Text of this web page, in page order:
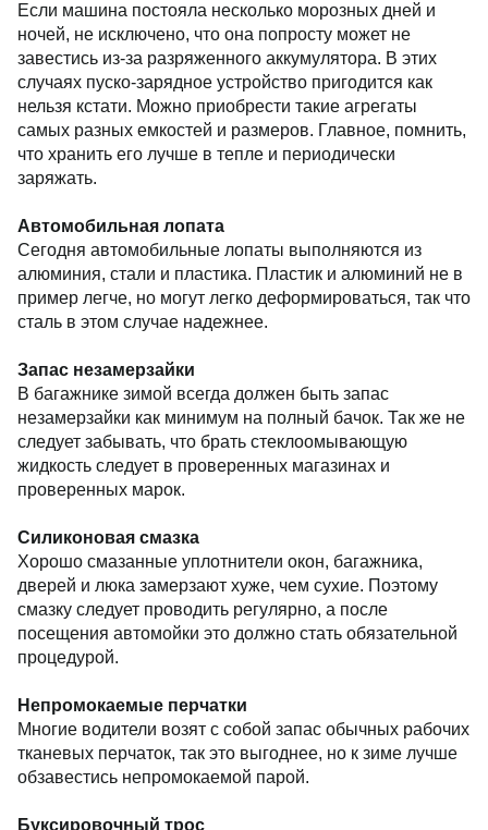
Если машина постояла несколько морозных дней и
ночей, не исключено, что она попросту может не
завестись из-за разряженного аккумулятора. В этих
случаях пуско-зарядное устройство пригодится как
нельзя кстати. Можно приобрести такие агрегаты
самых разных емкостей и размеров. Главное, помнить,
что хранить его лучше в тепле и периодически
заряжать.
Автомобильная лопата
Сегодня автомобильные лопаты выполняются из
алюминия, стали и пластика. Пластик и алюминий не в
пример легче, но могут легко деформироваться, так что
сталь в этом случае надежнее.
Запас незамерзайки
В багажнике зимой всегда должен быть запас
незамерзайки как минимум на полный бачок. Так же не
следует забывать, что брать стеклоомывающую
жидкость следует в проверенных магазинах и
проверенных марок.
Силиконовая смазка
Хорошо смазанные уплотнители окон, багажника,
дверей и люка замерзают хуже, чем сухие. Поэтому
смазку следует проводить регулярно, а после
посещения автомойки это должно стать обязательной
процедурой.
Непромокаемые перчатки
Многие водители возят с собой запас обычных рабочих
тканевых перчаток, так это выгоднее, но к зиме лучше
обзавестись непромокаемой парой.
Буксировочный трос